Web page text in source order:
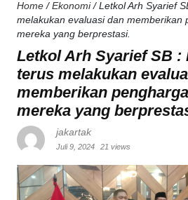
Home / Ekonomi/ Letkol Arh Syarief
melakukan evaluasi dan memberikan
mereka yang berprestasi.
Letkol Arh Syarief SB :
terus melakukan
memberikan
mereka yang
jakartak
Juli 9, 2024 21 views